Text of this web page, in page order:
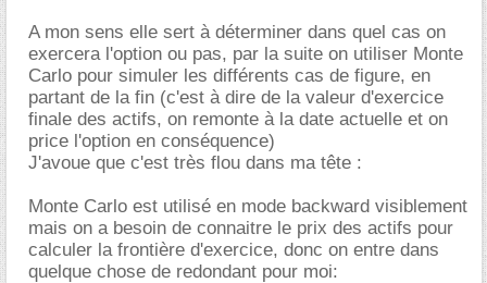
A mon sens elle sert à déterminer dans quel cas on
exercera l'option ou pas, par la suite on utiliser Monte
Carlo pour simuler les différents cas de figure, en
partant de la fin (c'est à dire de la valeur d'exercice
finale des actifs, on remonte à la date actuelle et on
price l'option en conséquence)
J'avoue que c'est très flou dans ma tête :
Monte Carlo est utilisé en mode backward visiblement
mais on a besoin de connaitre le prix des actifs pour
calculer la frontière d'exercice, donc on entre dans
quelque chose de redondant pour moi: